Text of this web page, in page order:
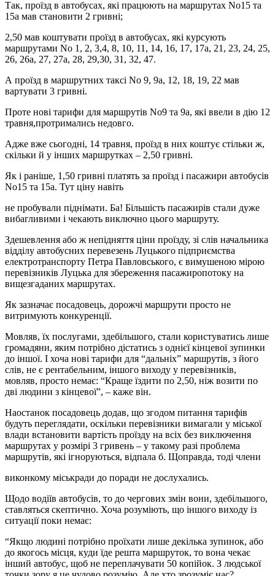
Так, проїзд в автобусах, які працюють на маршрутах No15 та
15а мав становити 2 гривні;
2,50 мав коштувати проїзд в автобусах, які курсують
маршрутами No 1, 2, 3,4, 8, 10, 11, 14, 16, 17, 17а, 21, 23, 24, 25,
26, 26а, 27, 27а, 28, 29,30, 31, 32, 47.
А проїзд в маршрутних таксі No 9, 9а, 12, 18, 19, 22 мав
вартувати 3 гривні.
Проте нові тарифи для маршрутів No9 та 9а, які ввели в дію 12
травня,протримались недовго.
Адже вже сьогодні, 14 травня, проїзд в них коштує стільки ж,
скільки й у інших маршрутках – 2,50 гривні.
Як і раніше, 1,50 гривні платять за проїзд і пасажири автобусів
No15 та 15а. Тут ціну навіть
не пробували піднімати. Ба! Більшість пасажирів стали дуже
вибагливими і чекають виключно цього маршруту.
Здешевлення або ж непідняття ціни проїзду, зі слів начальника
відділу автобусних перевезень Луцького підприємства
електротранспорту Петра Павловського, є вимушеною мірою
перевізників Луцька для збереження пасажиропотоку на
вищезгаданих маршрутах.
Як зазначає посадовець, дорожчі маршрути просто не
витримують конкуренції.
Мовляв, їх послугами, здебільшого, стали користуватись лише
громадяни, яким потрібно дістатись з однієї кінцевої зупинки
до іншої. І хоча нові тарифи для “дальніх” маршрутів, з його
слів, не є рентабельним, іншого виходу у перевізників,
мовляв, просто немає: “Краще їздити по 2,50, ніж возити по
дві людини з кінцевої”, – каже він.
Наостанок посадовець додав, що згодом питання тарифів
будуть переглядати, оскільки перевізники вимагали у міської
влади встановити вартість проїзду на всіх без виключення
маршрутах у розмірі 3 гривень – у такому разі проблема
маршрутів, які ігноруються, відпала б. Щоправда, тоді члени
виконкому міськради до поради не дослухались.
Щодо водіїв автобусів, то до чергових змін вони, здебільшого,
ставляться скептично. Хоча розуміють, що іншого виходу із
ситуації поки немає:
“Якщо людині потрібно проїхати лише декілька зупинок, або
до якогось місця, куди їде решта маршруток, то вона чекає
інший автобус, щоб не переплачувати 50 копійок. З людської